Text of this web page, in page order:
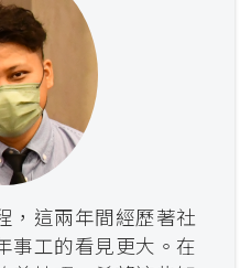
，這兩年間經歷著社
事工的看見更大。在